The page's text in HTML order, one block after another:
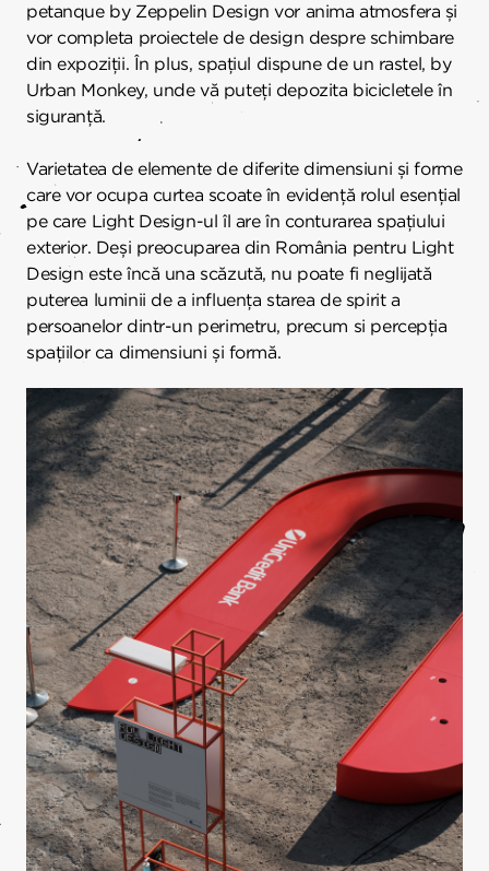
petanque by Zeppelin Design vor anima atmosfera și
vor completa proiectele de design despre schimbare
din expoziții. În plus, spațiul dispune de un rastel, by
Urban Monkey, unde vă puteți depozita bicicletele în
siguranță.
Varietatea de elemente de diferite dimensiuni și forme
care vor ocupa curtea scoate în evidență rolul esențial
pe care Light Design-ul îl are în conturarea spațiului
exterior. Deși preocuparea din România pentru Light
Design este încă una scăzută, nu poate fi neglijată
puterea luminii de a influența starea de spirit a
persoanelor dintr-un perimetru, precum si percepția
spațiilor ca dimensiuni și formă.